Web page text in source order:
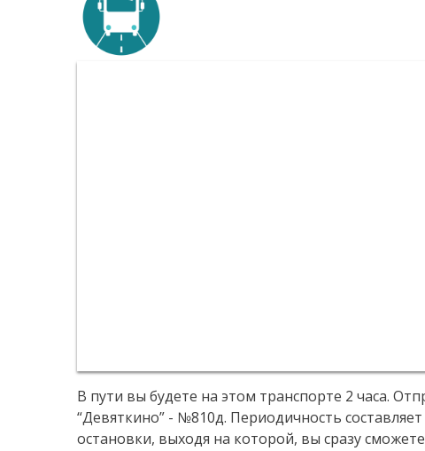
В пути вы будете на этом транспорте 2 часа.
“Девяткино” - №810д. Периодичность
остановки, выходя на которой, вы сразу